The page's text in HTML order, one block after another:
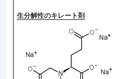
生分解性のキレート剤